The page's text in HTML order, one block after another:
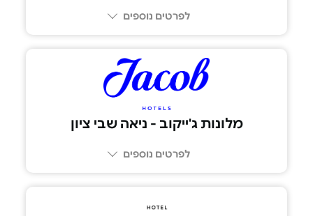
לפרטים נוספים
מלונות ג'ייקוב - ניאה שבי ציון
לפרטים נוספים